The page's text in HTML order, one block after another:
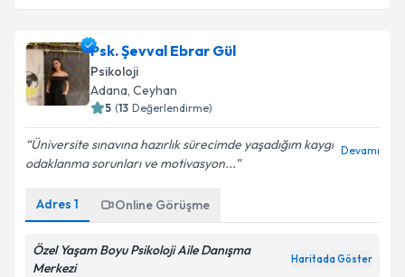
Psk. Şevval Ebrar Gül
Psikoloji
Adana, Ceyhan
5 (13 Değerlendirme)
Üniversite sınavına hazırlık sürecimde yaşadığım kaygı
odaklanma sorunları ve motivasyon...
Devamı
Adres 1 Online Görüşme
Özel Yaşam Boyu Psikoloji Aile Danışma
Merkezi
Haritada Göster